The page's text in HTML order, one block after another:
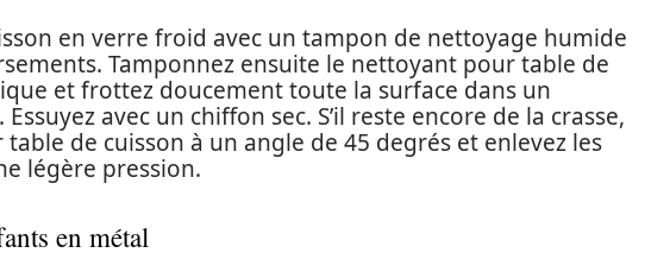
en verre froid avec un tampon de nettoyage humide
Tamponnez ensuite le nettoyant pour table de
et frottez doucement toute la surface dans un
avec un chiffon sec. S’il reste encore de la crasse,
de cuisson à un angle de 45 degrés et enlevez les
légère pression.
en métal